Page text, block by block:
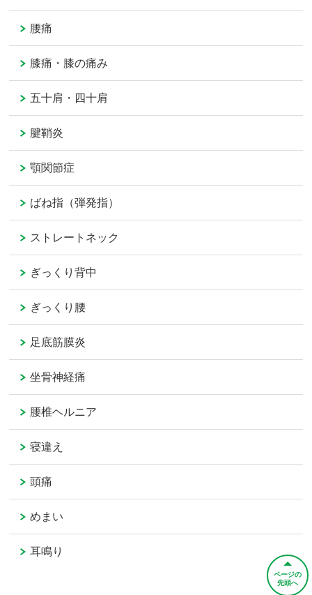
腰痛
膝痛・膝の痛み
五十肩・四十肩
腱鞘炎
顎関節症
ばね指（弾発指）
ストレートネック
ぎっくり背中
ぎっくり腰
足底筋膜炎
坐骨神経痛
腰椎ヘルニア
寝違え
頭痛
めまい
耳鳴り
ページの
先頭へ